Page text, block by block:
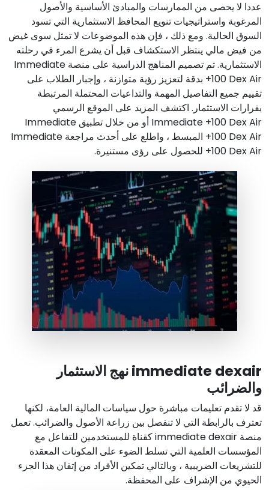
عددا لا يحصى من الممارسات والمبادئ الأساسية والأصول
المرغوبة واستراتيجيات تنويع المحافظ الاستثمارية التي تسود
السوق الحالية. ومع ذلك ، فإن هذه الموضوعات لا تمثل سوى غيض
من فيض مالي ينتظر الاستكشاف قبل أن يشرع المرء في رحلته
الاستثمارية. تم تصميم المناهج الدراسية على منصة Immediate
+100 Dex Air بدقة لتعزيز رؤية متوازنة ، وإجبار الطلاب على
تقييم جميع التفاصيل المهمة والتداعيات المحتملة المرتبطة
بقرارات الاستثمار. اكتشف المزيد على الموقع الرسمي
Immediate +100 Dex Air أو من خلال تطبيق Immediate
+100 Dex Air المبسط ، واطلع على أحدث مراجعة Immediate
+100 Dex Air للحصول على رؤى مستنيرة.
immediate dexair نهج الاستثمار
والضرائب
قد لا تقدم تعليمات مباشرة حول سياسات المالية العامة، لكنها
تعترف بالرابطة التي لا تنفصل بين زراعة الأصول والضرائب. تعمل
منصة immediate dexair كقناة للمستخدمين للتفاعل مع
المؤسسات العلمية التي تسلط الضوء على المكونات المعقدة
للتشريعات الضريبية ، وبالتالي تمكين الأفراد من إتقان هذا الجزء
الحيوي من الإشراف على المحفظة.